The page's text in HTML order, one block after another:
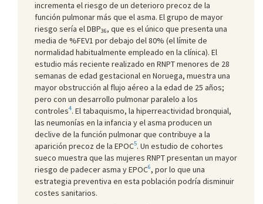
incrementa el riesgo de un deterioro precoz de la
función pulmonar más que el asma. El grupo de mayor
riesgo sería el DBP36, que es el único que presenta una
media de %FEV1 por debajo del 80% (el límite de
normalidad habitualmente empleado en la clínica). El
estudio más reciente realizado en RNPT menores de 28
semanas de edad gestacional en Noruega, muestra una
mayor obstrucción al flujo aéreo a la edad de 25 años;
pero con un desarrollo pulmonar paralelo a los
controles4. El tabaquismo, la hiperreactividad bronquial,
las neumonías en la infancia y el asma producen un
declive de la función pulmonar que contribuye a la
aparición precoz de la EPOC5. Un estudio de cohortes
sueco muestra que las mujeres RNPT presentan un mayor
riesgo de padecer asma y EPOC6, por lo que una
estrategia preventiva en esta población podría disminuir
costes sanitarios.